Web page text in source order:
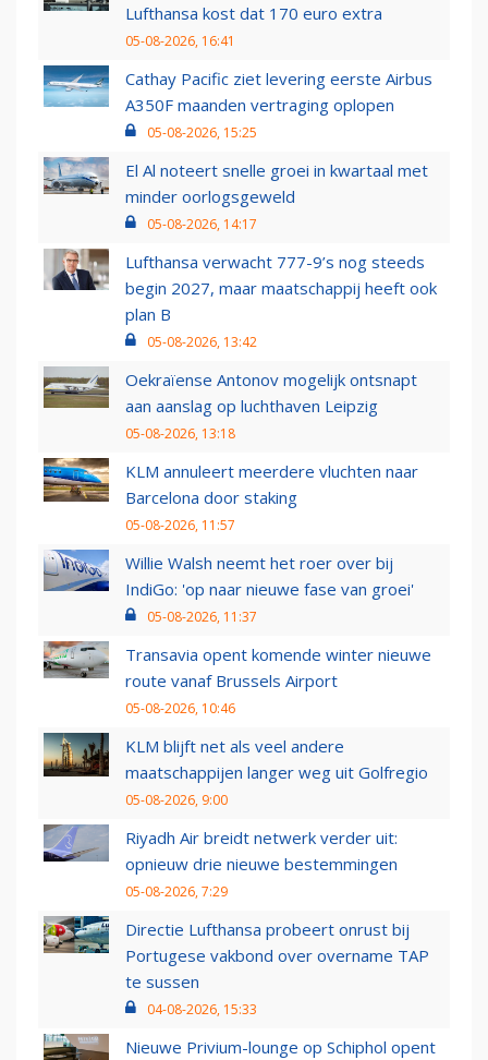
Lufthansa kost dat 170 euro extra
05-08-2026, 16:41
Cathay Pacific ziet levering eerste Airbus
A350F maanden vertraging oplopen
05-08-2026, 15:25
El Al noteert snelle groei in kwartaal met
minder oorlogsgeweld
05-08-2026, 14:17
Lufthansa verwacht 777-9’s nog steeds
begin 2027, maar maatschappij heeft ook
plan B
05-08-2026, 13:42
Oekraïense Antonov mogelijk ontsnapt
aan aanslag op luchthaven Leipzig
05-08-2026, 13:18
KLM annuleert meerdere vluchten naar
Barcelona door staking
05-08-2026, 11:57
Willie Walsh neemt het roer over bij
IndiGo: 'op naar nieuwe fase van groei'
05-08-2026, 11:37
Transavia opent komende winter nieuwe
route vanaf Brussels Airport
05-08-2026, 10:46
KLM blijft net als veel andere
maatschappijen langer weg uit Golfregio
05-08-2026, 9:00
Riyadh Air breidt netwerk verder uit:
opnieuw drie nieuwe bestemmingen
05-08-2026, 7:29
Directie Lufthansa probeert onrust bij
Portugese vakbond over overname TAP
te sussen
04-08-2026, 15:33
Nieuwe Privium-lounge op Schiphol opent